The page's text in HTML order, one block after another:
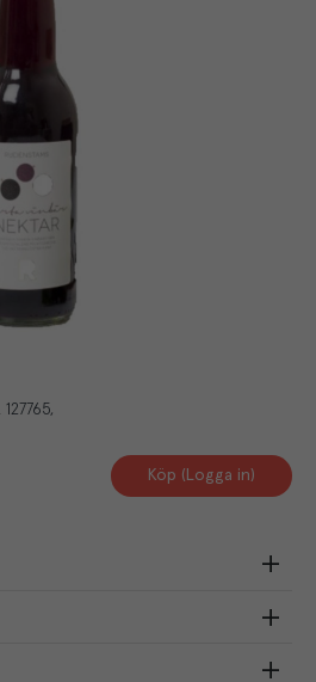
127765
Köp (Logga in)